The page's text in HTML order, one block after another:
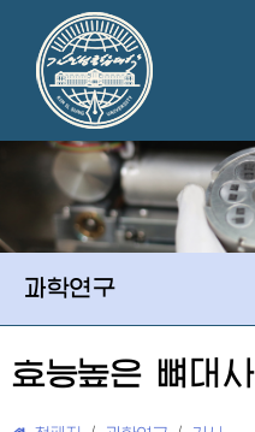
과학연구
효능높은 뼈대